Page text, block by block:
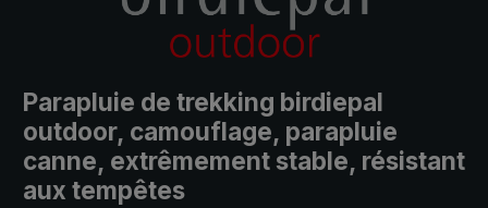
Parapluie de trekking birdiepal
outdoor, camouflage, parapluie
canne, extrêmement stable, résistant
aux tempêtes